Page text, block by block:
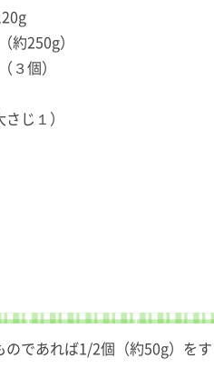
約250g）
３個）
じ１）
であれば1/2個（約50g）を